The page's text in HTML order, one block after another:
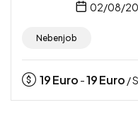
02/08/
Nebenjob
19Euro -19Euro /